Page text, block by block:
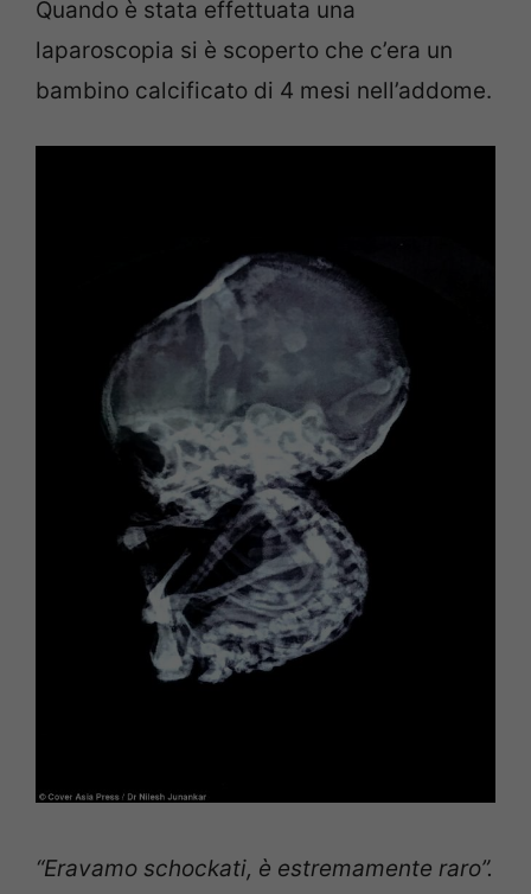
Quando è stata effettuata una
laparoscopia si è scoperto che c’era un
bambino calcificato di 4 mesi nell’addome.
“Eravamo schockati, è estremamente raro”.